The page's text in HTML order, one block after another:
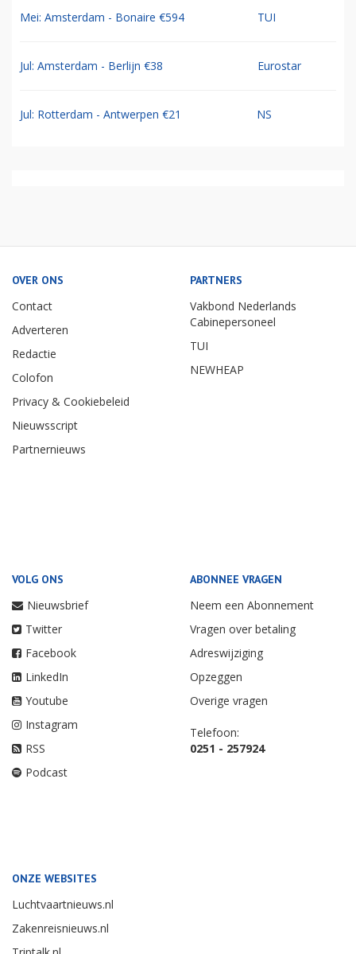
Mei: Amsterdam - Bonaire €594 TUI
Jul: Amsterdam - Berlijn €38 Eurostar
Jul: Rotterdam - Antwerpen €21 NS
OVER ONS
Contact
Adverteren
Redactie
Colofon
Privacy & Cookiebeleid
Nieuwsscript
Partnernieuws
PARTNERS
Vakbond Nederlands
Cabinepersoneel
TUI
NEWHEAP
VOLG ONS
Nieuwsbrief
Twitter
Facebook
LinkedIn
Youtube
Instagram
RSS
Podcast
ABONNEE VRAGEN
Neem een Abonnement
Vragen over betaling
Adreswijziging
Opzeggen
Overige vragen
Telefoon:
0251 - 257924
ONZE WEBSITES
Luchtvaartnieuws.nl
Zakenreisnieuws.nl